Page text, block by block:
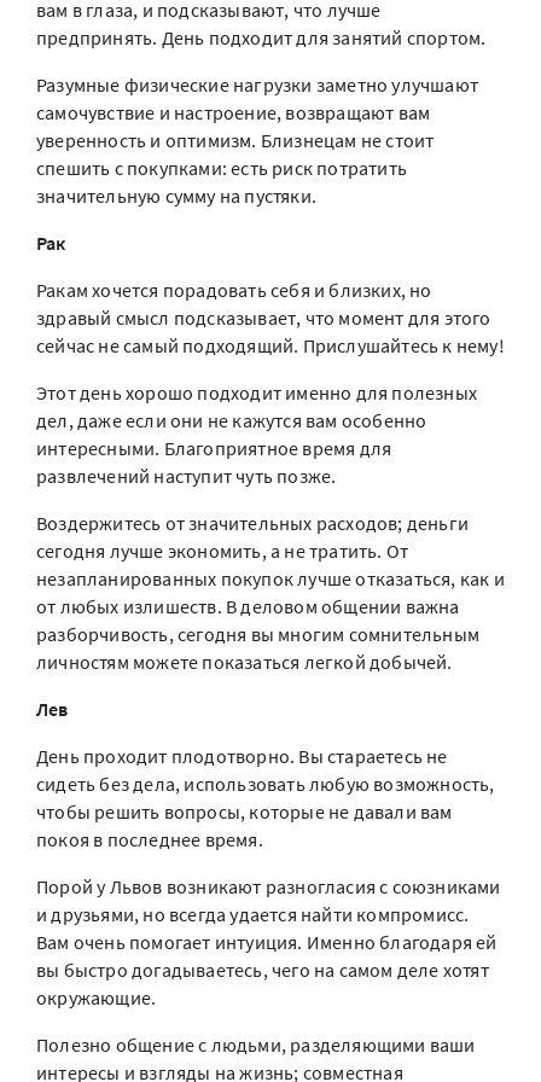
вам в глаза, и подсказывают, что лучше
предпринять. День подходит для занятий спортом.
Разумные физические нагрузки заметно улучшают
самочувствие и настроение, возвращают вам
уверенность и оптимизм. Близнецам не стоит
спешить с покупками: есть риск потратить
значительную сумму на пустяки.
Рак
Ракам хочется порадовать себя и близких, но
здравый смысл подсказывает, что момент для этого
сейчас не самый подходящий. Прислушайтесь к нему!
Этот день хорошо подходит именно для полезных
дел, даже если они не кажутся вам особенно
интересными. Благоприятное время для
развлечений наступит чуть позже.
Воздержитесь от значительных расходов; деньги
сегодня лучше экономить, а не тратить. От
незапланированных покупок лучше отказаться, как и
от любых излишеств. В деловом общении важна
разборчивость, сегодня вы многим сомнительным
личностям можете показаться легкой добычей.
Лев
День проходит плодотворно. Вы стараетесь не
сидеть без дела, использовать любую возможность,
чтобы решить вопросы, которые не давали вам
покоя в последнее время.
Порой у Львов возникают разногласия с союзниками
и друзьями, но всегда удается найти компромисс.
Вам очень помогает интуиция. Именно благодаря ей
вы быстро догадываетесь, чего на самом деле хотят
окружающие.
Полезно общение с людьми, разделяющими ваши
интересы и взгляды на жизнь; совместная